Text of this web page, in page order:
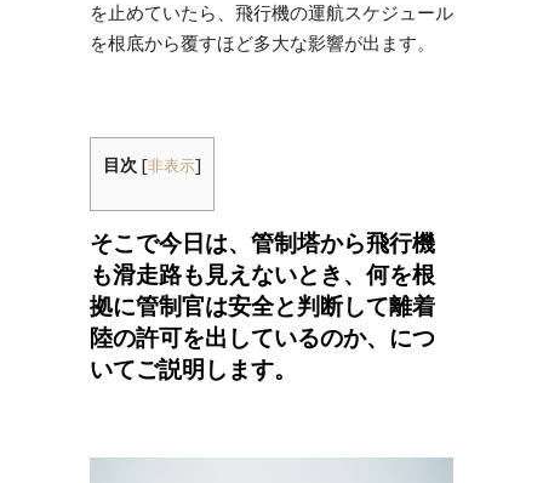
を止めていたら、飛行機の運航スケジュール
を根底から覆すほど多大な影響が出ます。
目次 [非表示]
そこで今日は、管制塔から飛行機
も滑走路も見えないとき、何を根
拠に管制官は安全と判断して離着
陸の許可を出しているのか、につ
いてご説明します。